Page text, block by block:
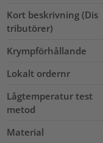
Kort beskrivning (Dis
tributörer)
Krympförhållande
Lokalt ordernr
Lågtemperatur test
metod
Material